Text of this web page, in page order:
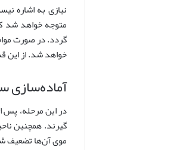
نیازی به اشاره
متوجه خواهد شد
گردد. در صورت
خواهد شد. از
آماده‌سازی
در این مرحله، پس
گیرند. همچنین
موی آن‌ها تضعیف